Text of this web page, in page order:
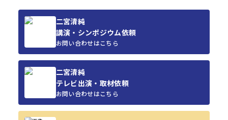
二宮清純
講演・シンポジウム依頼
お問い合わせはこちら
二宮清純
テレビ出演・取材依頼
お問い合わせはこちら